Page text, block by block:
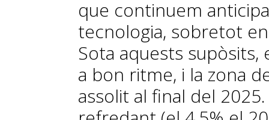
que continuem
tecnologia, sobretot
Sota aquests
a bon ritme, i la zona
assolit al final del